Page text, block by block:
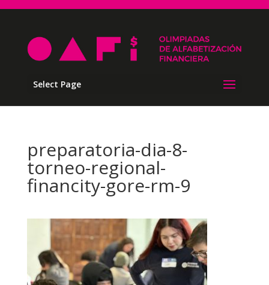
Select Page
preparatoria-dia-8-
torneo-regional-
financity-gore-rm-9